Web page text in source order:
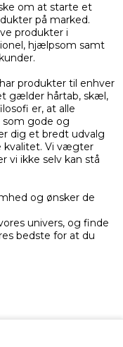
om at starte et
på marked.
produkter i
hjælpsom samt
produkter til enhver
gælder hårtab, skæl,
er, at alle
gode og
dig et bredt udvalg
kvalitet. Vi vægter
vi ikke selv kan stå
og ønsker de
univers, og finde
bedste for at du